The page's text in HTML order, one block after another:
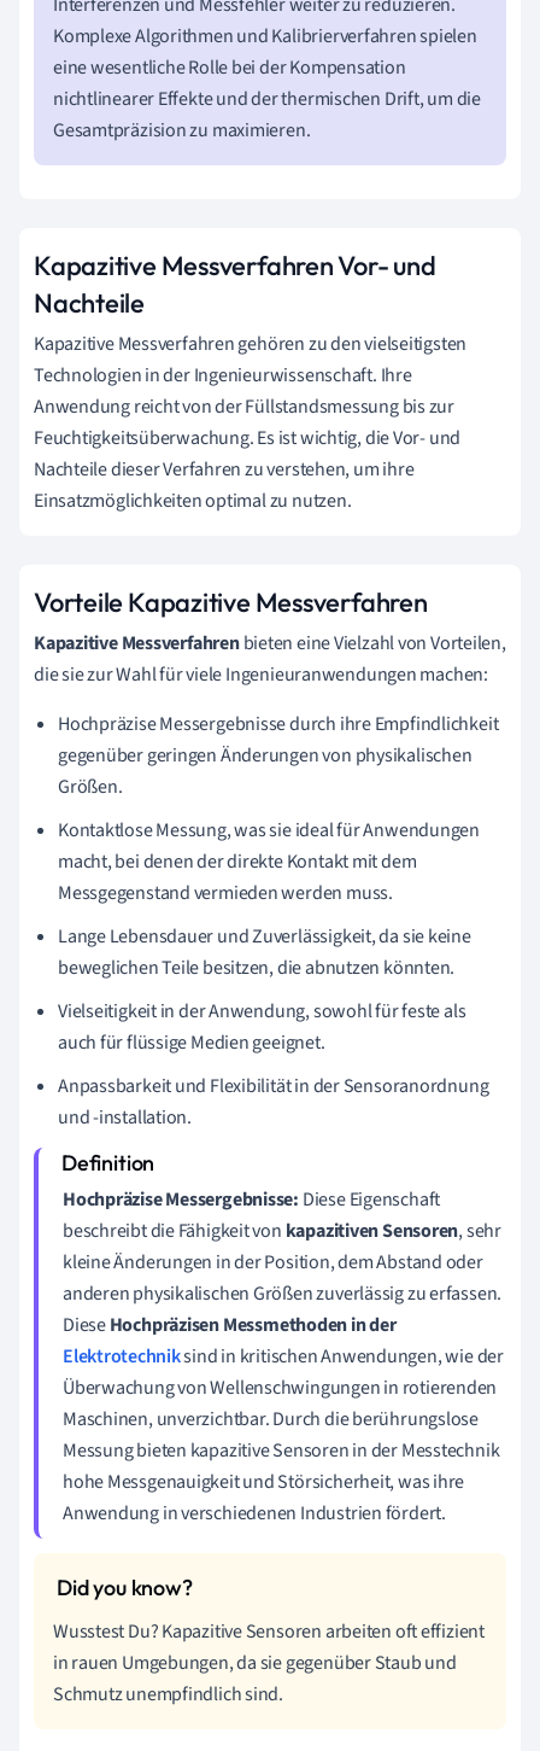
Komplexe Algorithmen und Kalibrierverfahren spielen
eine wesentliche Rolle bei der Kompensation
nichtlinearer Effekte und der thermischen Drift, um die
Gesamtpräzision zu maximieren.
Kapazitive Messverfahren Vor- und
Nachteile
Kapazitive Messverfahren gehören zu den vielseitigsten
Technologien in der Ingenieurwissenschaft. Ihre
Anwendung reicht von der Füllstandsmessung bis zur
Feuchtigkeitsüberwachung. Es ist wichtig, die Vor- und
Nachteile dieser Verfahren zu verstehen, um ihre
Einsatzmöglichkeiten optimal zu nutzen.
Vorteile Kapazitive Messverfahren
Kapazitive Messverfahrenbieten eine Vielzahl von Vorteilen,
die sie zur Wahl für viele Ingenieuranwendungen machen:
Hochpräzise Messergebnisse durch ihre Empfindlichkeit
gegenüber geringen Änderungen von physikalischen
Größen.
Kontaktlose Messung, was sie ideal für Anwendungen
macht, bei denen der direkte Kontakt mit dem
Messgegenstand vermieden werden muss.
Lange Lebensdauer und Zuverlässigkeit, da sie keine
beweglichen Teile besitzen, die abnutzen könnten.
Vielseitigkeit in der Anwendung, sowohl für feste als
auch für flüssige Medien geeignet.
Anpassbarkeit und Flexibilität in der Sensoranordnung
und -installation.
Hochpräzise Messergebnisse: Diese Eigenschaft
beschreibt die Fähigkeit von kapazitiven Sensoren, sehr
kleine Änderungen in der Position, dem Abstand oder
anderen physikalischen Größen zuverlässig zu erfassen.
DieseHochpräzisen Messmethoden in der
Elektrotechniksind in kritischen Anwendungen, wie der
Überwachung von Wellenschwingungen in rotierenden
Maschinen, unverzichtbar. Durch die berührungslose
Messung bieten kapazitive Sensoren in der Messtechnik
hohe Messgenauigkeit und Störsicherheit, was ihre
Anwendung in verschiedenen Industrien fördert.
Wusstest Du? Kapazitive Sensoren arbeiten oft effizient
in rauen Umgebungen, da sie gegenüber Staub und
Schmutz unempfindlich sind.